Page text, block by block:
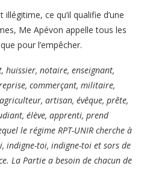
ce qu’il qualifie d’une
Me Apévon appelle tous les
pour l’empêcher.
huissier, notaire, enseignant,
commerçant, militaire,
artisan, évêque, prête,
élève, apprenti, prend
le régime RPT-UNIR cherche à
indigne-toi, indigne-toi et sors de
La Partie a besoin de chacun de